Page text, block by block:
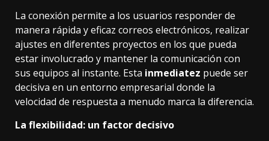
La conexión permite a los usuarios responder de
manera rápida y eficaz correos electrónicos, realizar
ajustes en diferentes proyectos en los que pueda
estar involucrado y mantener la comunicación con
sus equipos al instante. Esta inmediatez puede ser
decisiva en un entorno empresarial donde la
velocidad de respuesta a menudo marca la diferencia.
La flexibilidad: un factor decisivo